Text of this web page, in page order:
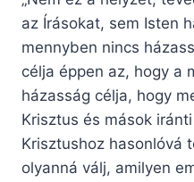
az Írásokat, sem Isten
mennyben nincs
célja éppen az, hogy a
házasság célja, hogy
Krisztus és mások
Krisztushoz hasonlóvá
olyanná válj, amilyen